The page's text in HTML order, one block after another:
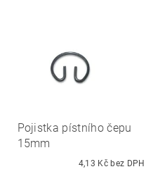
Pojistka pístního čepu
15mm
4,13 Kč bez DPH